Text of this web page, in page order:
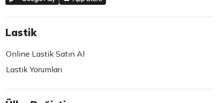
Lastik
Online Lastik Satın Al
Lastik Yorumları